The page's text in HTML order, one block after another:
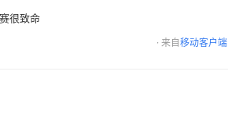
很致命
· 来自移动客户端